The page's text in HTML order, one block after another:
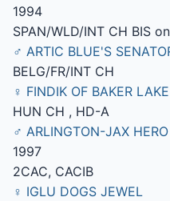
1994
SPAN/WLD/INT CH BIS
♂ ARTIC BLUE'S
BELG/FR/INT CH
♀ FINDIK OF BAKER LAKE
HUN CH , HD-A
♂ ARLINGTON-JAX
1997
2CAC, CACIB
♀ IGLU DOGS JEWEL